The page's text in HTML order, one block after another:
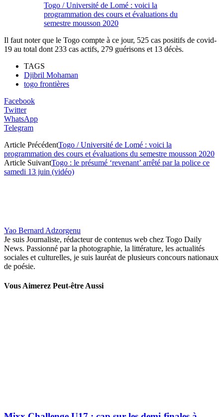
Togo / Université de Lomé : voici la
programmation des cours et évaluations du
semestre mousson 2020
Il faut noter que le Togo compte à ce jour, 525 cas positifs de covid-
19 au total dont 233 cas actifs, 279 guérisons et 13 décès.
TAGS
Djibril Mohaman
togo frontières
Facebook
Twitter
WhatsApp
Telegram
Article PrécédentTogo / Université de Lomé : voici la
programmation des cours et évaluations du semestre mousson 2020
Article SuivantTogo : le présumé ‘revenant’ arrêté par la police ce
samedi 13 juin (vidéo)
Yao Bernard Adzorgenu
Je suis Journaliste, rédacteur de contenus web chez Togo Daily
News. Passionné par la photographie, la littérature, les actualités
sociales et culturelles, je suis lauréat de plusieurs concours nationaux
de poésie.
Vous Aimerez Peut-être Aussi